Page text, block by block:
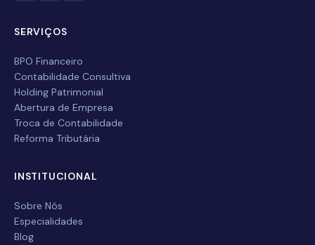
Celular / WhatsApp
Empresa
Serviço desejado
SERVIÇOS
BPO Financeiro
Contabilidade Consultiva
Holding Patrimonial
Abertura de Empresa
Troca de Contabilidade
Reforma Tributária
INSTITUCIONAL
Sobre Nós
Especialidades
Blog